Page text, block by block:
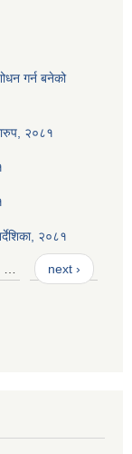
गर्न बनेको
२०८१
२०८१
next ›